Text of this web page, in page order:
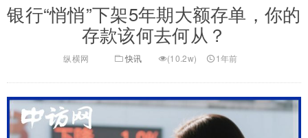
银行“悄悄”下架5年期大额存单，你的
存款该何去何从？
纵横网 快讯 (10.2w) 1年前